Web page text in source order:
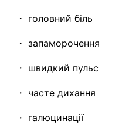
・ головний біль
・ запаморочення
・ швидкий пульс
・ часте дихання
・ галюцинації